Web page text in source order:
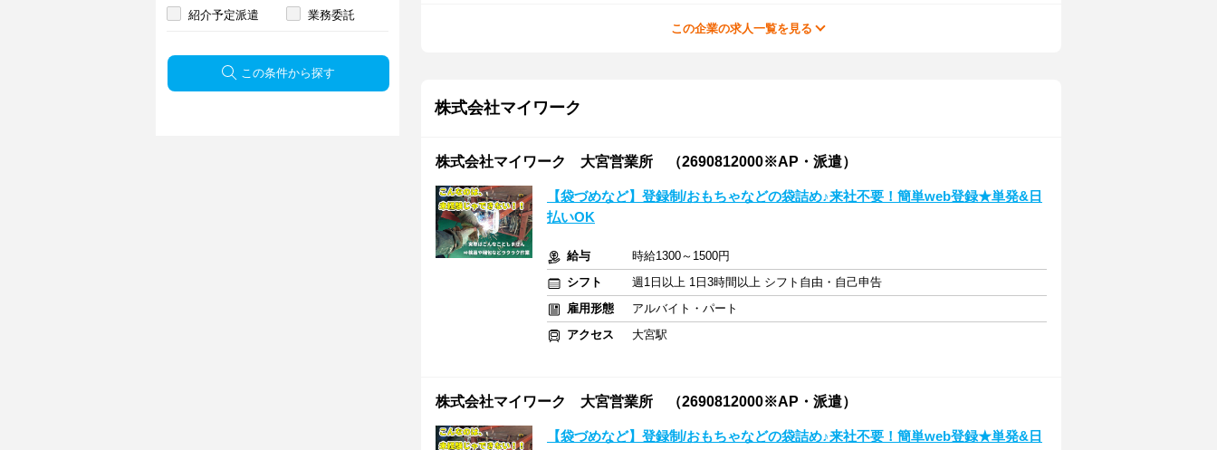
紹介予定派遣 業務委託
この条件から探す
この企業の求人一覧を見る
株式会社マイワーク
株式会社マイワーク 大宮営業所 （2690812000※AP・派遣）
【袋づめなど】登録制/おもちゃなどの袋詰め♪来社不要！簡単web登録★単発&日
払いOK
給与
時給1300～1500円
シフト
週1日以上 1日3時間以上 シフト自由・自己申告
雇用形態
アルバイト・パート
アクセス
大宮駅
株式会社マイワーク 大宮営業所 （2690812000※AP・派遣）
【袋づめなど】登録制/おもちゃなどの袋詰め♪来社不要！簡単web登録★単発&日